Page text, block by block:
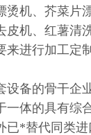
机、芥菜片
机、红薯清
来进行加工定
备的骨干企
体的具有综
*替代同类进